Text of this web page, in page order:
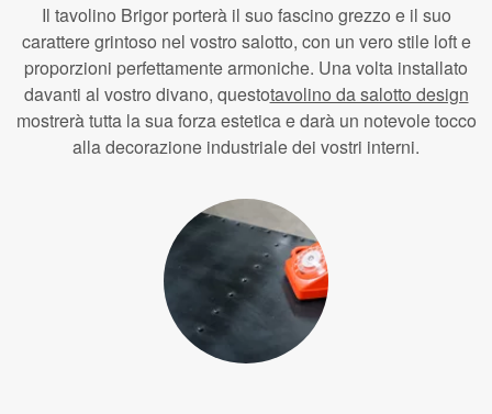
Il tavolino Brigor porterà il suo fascino grezzo e il suo
carattere grintoso nel vostro salotto, con un vero stile loft e
proporzioni perfettamente armoniche. Una volta installato
davanti al vostro divano, questotavolino da salotto design
mostrerà tutta la sua forza estetica e darà un notevole tocco
alla decorazione industriale dei vostri interni.